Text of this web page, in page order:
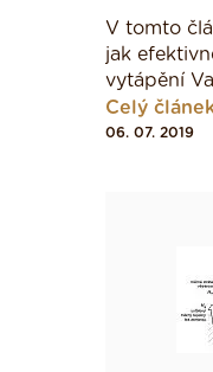
V tomto
jak
vytápění
Celý
06. 07. 2019